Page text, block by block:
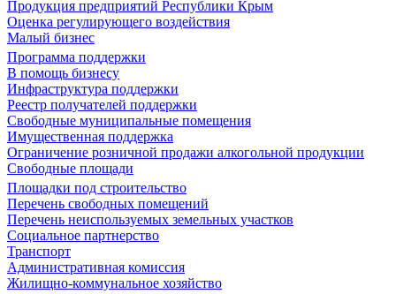
Продукция предприятий Республики Крым
Оценка регулирующего воздействия
Малый бизнес
Программа поддержки
В помощь бизнесу
Инфраструктура поддержки
Реестр получателей поддержки
Свободные муниципальные помещения
Имущественная поддержка
Ограничение розничной продажи алкогольной продукции
Свободные площади
Площадки под строительство
Перечень свободных помещений
Перечень неиспользуемых земельных участков
Социальное партнерство
Транспорт
Административная комиссия
Жилищно-коммунальное хозяйство